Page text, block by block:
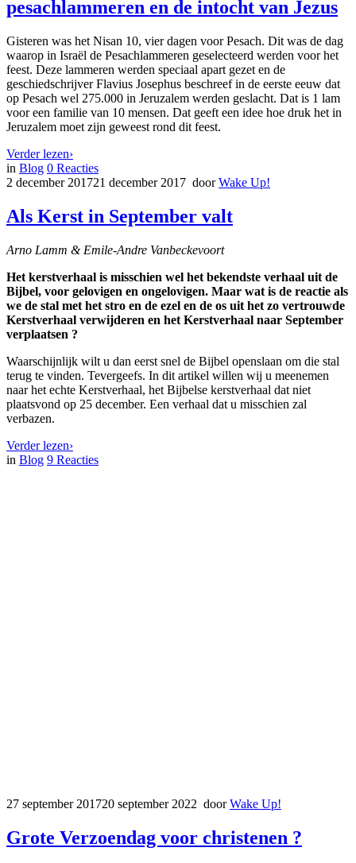
pesachlammeren en de intocht van Jezus
Gisteren was het Nisan 10, vier dagen voor Pesach. Dit was de dag
waarop in Israël de Pesachlammeren geselecteerd werden voor het
feest. Deze lammeren werden speciaal apart gezet en de
geschiedschrijver Flavius Josephus beschreef in de eerste eeuw dat
op Pesach wel 275.000 in Jeruzalem werden geslacht. Dat is 1 lam
voor een familie van 10 mensen. Dat geeft een idee hoe druk het in
Jeruzalem moet zijn geweest rond dit feest.
Verder lezen›
in Blog 0 Reacties
2 december 201721 december 2017 doorWake Up!
Als Kerst in September valt
Arno Lamm & Emile-Andre Vanbeckevoort
Het kerstverhaal is misschien wel het bekendste verhaal uit de
Bijbel, voor gelovigen en ongelovigen. Maar wat is de reactie als
we de stal met het stro en de ezel en de os uit het zo vertrouwde
Kerstverhaal verwijderen en het Kerstverhaal naar September
verplaatsen ?
Waarschijnlijk wilt u dan eerst snel de Bijbel openslaan om die stal
terug te vinden. Tevergeefs. In dit artikel willen wij u meenemen
naar het echte Kerstverhaal, het Bijbelse kerstverhaal dat niet
plaatsvond op 25 december. Een verhaal dat u misschien zal
verbazen.
Verder lezen›
in Blog 9 Reacties
27 september 201720 september 2022 doorWake Up!
Grote Verzoendag voor christenen ?